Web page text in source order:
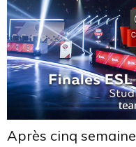
Après cinq